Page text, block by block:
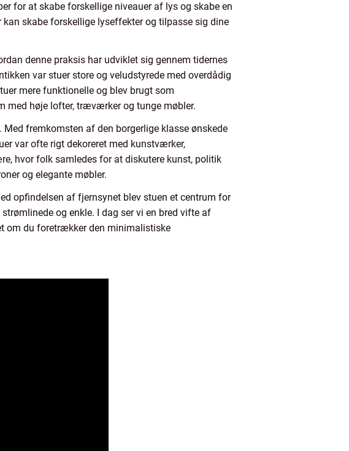
for at skabe forskellige niveauer af lys og skabe en
skabe forskellige lyseffekter og tilpasse sig dine
denne praksis har udviklet sig gennem tidernes
var stuer store og veludstyrede med overdådig
mere funktionelle og blev brugt som
med høje lofter, træværker og tunge møbler.
fremkomsten af den borgerlige klasse ønskede
var ofte rigt dekoreret med kunstværker,
hvor folk samledes for at diskutere kunst, politik
og elegante møbler.
opfindelsen af fjernsynet blev stuen et centrum for
og enkle. I dag ser vi en bred vifte af
om du foretrækker den minimalistiske